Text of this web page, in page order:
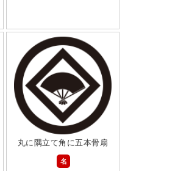
丸に隅立て角に五本骨扇
名